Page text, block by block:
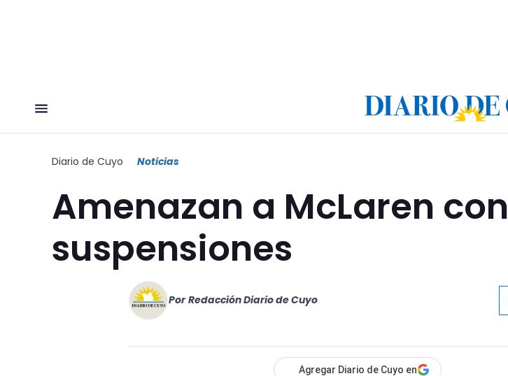
Diario de Cuyo Noticias
Amenazan a McLaren con
suspensiones
Por Redacción Diario de Cuyo
Agregar Diario de Cuyo en